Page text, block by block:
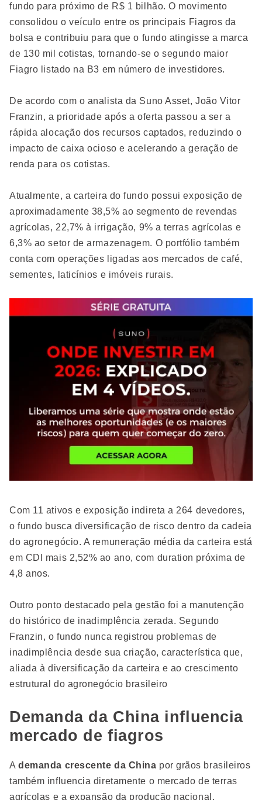
fundo para próximo de R$ 1 bilhão. O movimento
consolidou o veículo entre os principais Fiagros da
bolsa e contribuiu para que o fundo atingisse a marca
de 130 mil cotistas, tornando-se o segundo maior
Fiagro listado na B3 em número de investidores.
De acordo com o analista da Suno Asset, João Vitor
Franzin, a prioridade após a oferta passou a ser a
rápida alocação dos recursos captados, reduzindo o
impacto de caixa ocioso e acelerando a geração de
renda para os cotistas.
Atualmente, a carteira do fundo possui exposição de
aproximadamente 38,5% ao segmento de revendas
agrícolas, 22,7% à irrigação, 9% a terras agrícolas e
6,3% ao setor de armazenagem. O portfólio também
conta com operações ligadas aos mercados de café,
sementes, laticínios e imóveis rurais.
Com 11 ativos e exposição indireta a 264 devedores,
o fundo busca diversificação de risco dentro da cadeia
do agronegócio. A remuneração média da carteira está
em CDI mais 2,52% ao ano, com duration próxima de
4,8 anos.
Outro ponto destacado pela gestão foi a manutenção
do histórico de inadimplência zerada. Segundo
Franzin, o fundo nunca registrou problemas de
inadimplência desde sua criação, característica que,
aliada à diversificação da carteira e ao crescimento
estrutural do agronegócio brasileiro
Demanda da China influencia
mercado de fiagros
Ademanda crescente da China por grãos brasileiros
também influencia diretamente o mercado de terras
agrícolas e a expansão da produção nacional.